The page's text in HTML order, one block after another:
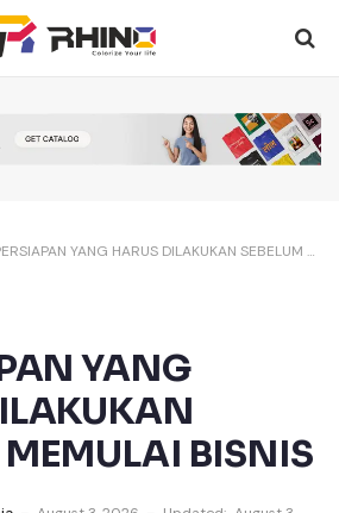
YANG HARUS DILAKUKAN SEBELUM MEMULAI BISNIS
YANG
MEMULAI BISNIS